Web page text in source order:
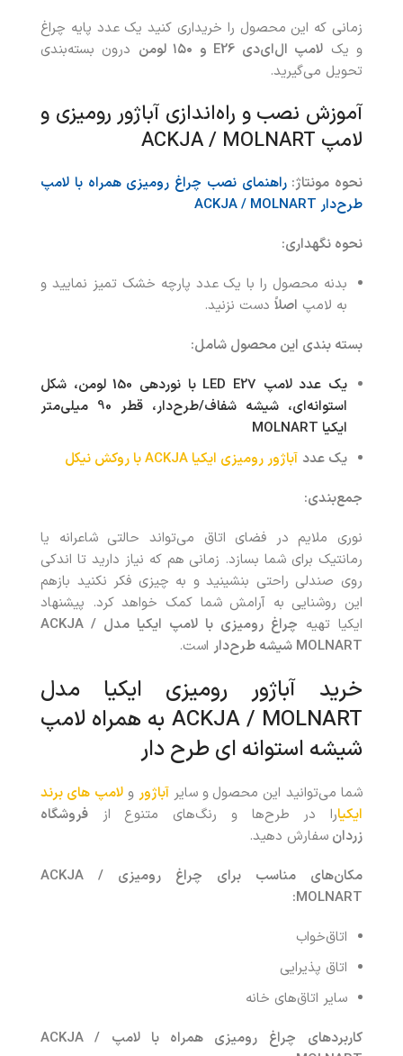
زمانی که این محصول را خریداری کنید یک عدد پایه چراغ
و یک لامپ ال‌ای‌دی E26 و ۱۵۰ لومن
درون بسته‌بندی
تحویل می‌گیرید.
آموزش نصب و راه‌اندازی آباژور رومیزی و
لامپ ACKJA / MOLNART
نحوه مونتاژ:راهنمای نصب چراغ رومیزی همراه با لامپ
طرح‌دار ACKJA / MOLNART
نحوه نگهداری:
بدنه محصول را با یک عدد پارچه خشک تمیز نمایید و
به لامپ اصلاً دست نزنید.
بسته بندی این محصول شامل:
یک عدد
لامپ LED E27 با نوردهی 150 لومن، شکل
استوانه‌ای، شیشه شفاف/طرح‌دار، قطر 90 میلی‌متر
ایکیا MOLNART
یک عدد آباژور رومیزی ایکیا ACKJA با روکش نیکل
جمع‌بندی:
نوری ملایم در فضای اتاق می‌تواند حالتی شاعرانه یا
رمانتیک برای شما بسازد. زمانی هم که نیاز دارید تا اندکی
روی صندلی راحتی بنشینید و به چیزی فکر نکنید بازهم
این روشنایی به آرامش شما کمک خواهد کرد. پیشنهاد
ایکیا تهیه چراغ رومیزی با لامپ ایکیا مدل ACKJA /
MOLNART شیشه طرح‌دار است.
خرید آباژور رومیزی ایکیا مدل
ACKJA / MOLNART به همراه لامپ
شیشه استوانه ای طرح‌ دار
شما می‌توانید این محصول و سایر آباژور ولامپ های برند
ایکیارا در طرح‌ها و رنگ‌های متنوع از فروشگاه
زردان سفارش دهید.
مکان‌های مناسب برای
چراغ رومیزی
ACKJA /
MOLNART:
اتاق‌خواب
اتاق پذیرایی
سایر اتاق‌های خانه
کاربردهای
چراغ رومیزی همراه با لامپ
ACKJA /